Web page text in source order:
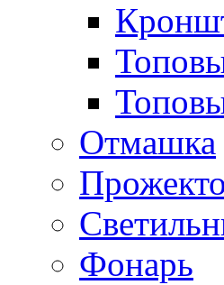
Отмашка
Фонарь